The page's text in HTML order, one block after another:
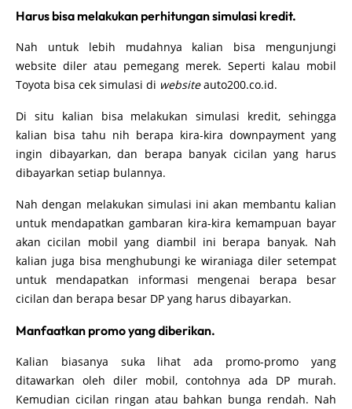
Harus bisa melakukan perhitungan simulasi kredit.
Nah untuk lebih mudahnya kalian bisa mengunjungi
website diler atau pemegang merek. Seperti kalau mobil
Toyota bisa cek simulasi di websiteauto200.co.id.
Di situ kalian bisa melakukan simulasi kredit, sehingga
kalian bisa tahu nih berapa kira-kira downpayment yang
ingin dibayarkan, dan berapa banyak cicilan yang harus
dibayarkan setiap bulannya.
Nah dengan melakukan simulasi ini akan membantu kalian
untuk mendapatkan gambaran kira-kira kemampuan bayar
akan cicilan mobil yang diambil ini berapa banyak. Nah
kalian juga bisa menghubungi ke wiraniaga diler setempat
untuk mendapatkan informasi mengenai berapa besar
cicilan dan berapa besar DP yang harus dibayarkan.
Manfaatkan promo yang diberikan.
Kalian biasanya suka lihat ada promo-promo yang
ditawarkan oleh diler mobil, contohnya ada DP murah.
Kemudian cicilan ringan atau bahkan bunga rendah. Nah